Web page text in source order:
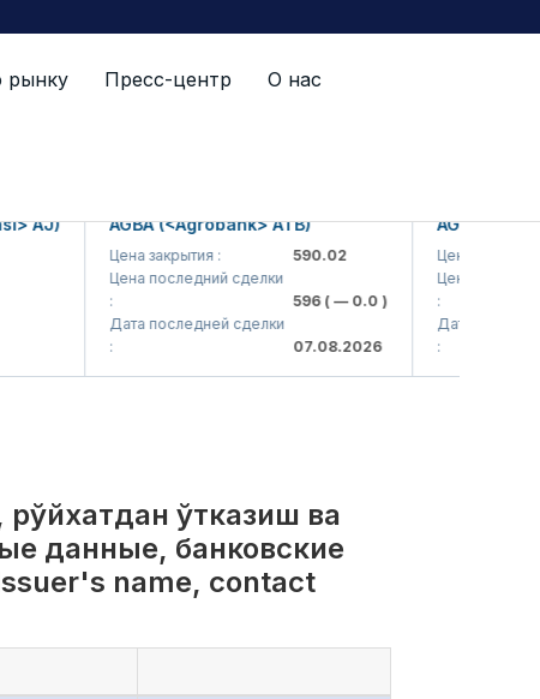
рынку Пресс-центр О нас
AGBA (<Agrobank> ATB)
Цена закрытия :
590.02
Цена последний сделки
( — 0.0 )
Дата последней сделки
07.08.2026
AGBAP
Цена закрытия :
Цена последний
Дата последней
ўтказиш ва
данные, банковские
name, contact